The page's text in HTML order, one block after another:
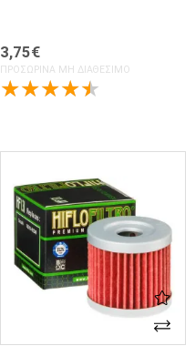
3,75€
ΠΡΟΣΩΡΙΝΆ ΜΗ ΔΙΑΘΈΣΙΜΟ